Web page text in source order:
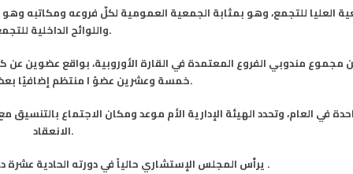
للتجمع، وهو بمثابة الجمعية العمومية لكلّ فروعه ومكاتبه وهو
واللوائح الداخلية للتجمع.
خمسة وعشرين عضوً ا منتظم إضافيًا بعضو آخر في المجلس.
في العام، وتحدد الهيئة الإدارية الأم موعد ومكان الاجتماع
الانعقاد.
يرأس المجلس الإستشاري حالياً في دورته الحادية عشرة د.معمر موعد وهو رئيس فرع السويد .